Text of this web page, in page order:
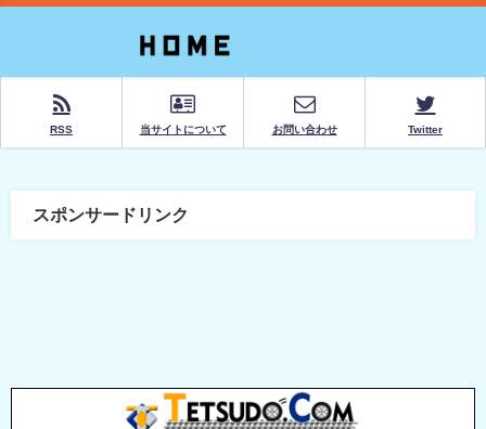
RSS 当サイトについて お問い合わせ Twitter
スポンサードリンク